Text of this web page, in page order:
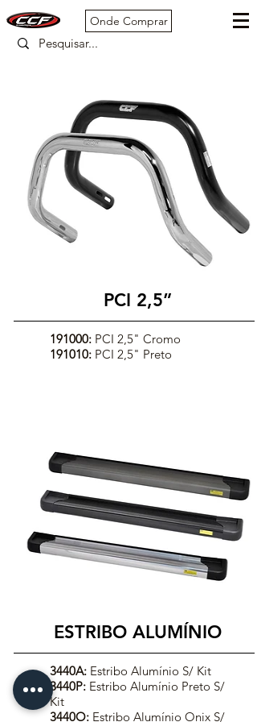
Onde Comprar
PCI 2,5”
191000: PCI 2,5" Cromo
191010:PCI 2,5" Preto
ESTRIBO ALUMÍNIO
3440A: Estribo Alumínio S/ Kit
3440P:Estribo Alumínio Preto S/
Kit
3440O:Estribo Alumínio Onix S/